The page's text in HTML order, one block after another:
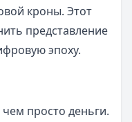
кроны. Этот
представление
эпоху.
просто деньги.